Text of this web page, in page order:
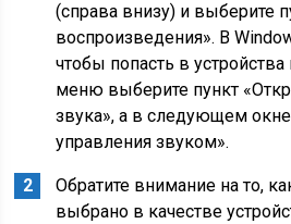
(справа внизу) и выберите
воспроизведения». В
чтобы попасть в
меню выберите пункт
звука», а в следующем
управления звуком».
Обратите внимание на то,
выбрано в качестве